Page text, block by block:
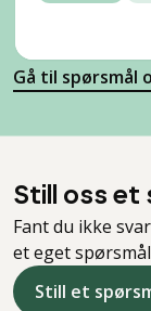
Gå til spørsmål
Still oss et
Fant du ikke
et eget
Still et